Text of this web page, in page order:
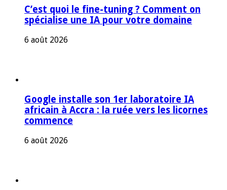
C’est quoi le fine-tuning ? Comment on
spécialise une IA pour votre domaine
6 août 2026
Google installe son 1er laboratoire IA
africain à Accra : la ruée vers les licornes
commence
6 août 2026